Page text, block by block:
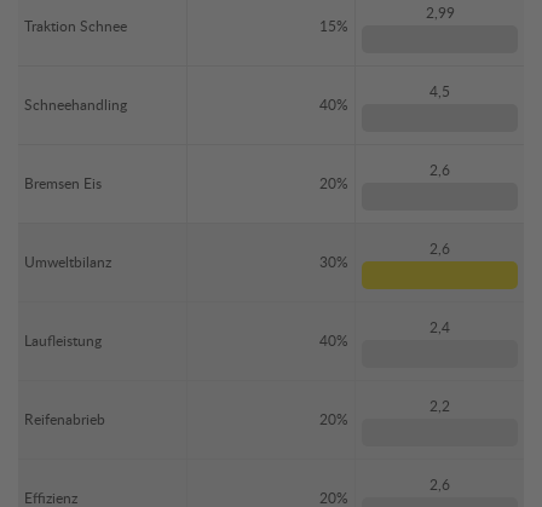
Traktion Schnee 15%
2,99
Schneehandling 40%
4,5
Bremsen Eis 20%
2,6
Umweltbilanz 30%
2,6
Laufleistung 40%
2,4
Reifenabrieb 20%
2,2
Effizienz 20%
2,6